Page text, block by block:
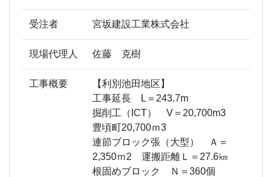
受注者 宮坂建設工業株式会社
現場代理人 佐藤 克樹
工事概要
【利別池田地区】
工事延長 L＝243.7m
掘削工（ICT） V＝20,700m3
豊頃町20,700ｍ3
連節ブロック張（大型） Ａ＝
2,350ｍ2 運搬距離Ｌ＝27.6㎞
根固めブロック Ｎ＝360個